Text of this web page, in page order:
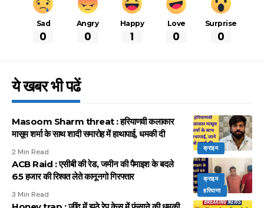
Sad
0
Angry
0
Happy
1
Love
0
Surprise
0
ये खबर भी पढें
क्राइम
Masoom Sharm threat : हरियाणवी कलाकार
मासूम शर्मा के साथ शादी समारोह में हाथापाई, धमकी दी
2 Min Read
क्राइम
हरियाणा
ACB Raid : एसीबी की रेड, जमीन की पैमाइश के बदले
65 हजार की रिश्वत लेते कानूनगो गिरफ्तार
3 Min Read